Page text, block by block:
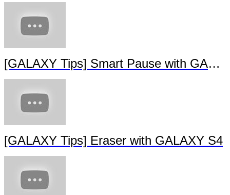
[GALAXY Tips] Smart Pause with
[GALAXY Tips] Eraser with GALAXY S4